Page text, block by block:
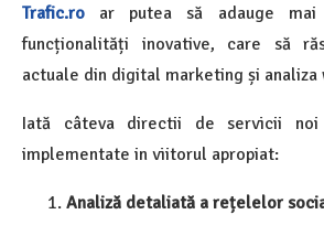
Trafic.ro ar putea să adauge
funcționalități inovative, care să
actuale din digital marketing și analiza
Iată câteva directii de servicii
implementate in viitorul apropiat:
Analiză detaliată a rețelelor